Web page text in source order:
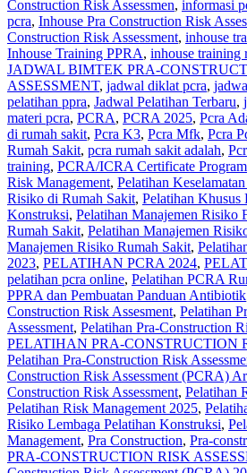
Construction Risk Assessmen, informasi
pcra, Inhouse Pra Construction Risk
Construction Risk Assessment, inhouse
Inhouse Training PPRA, inhouse training
JADWAL BIMTEK PRA-
ASSESSMENT, jadwal diklat pcra,
pelatihan ppra, Jadwal Pelatihan Terbaru,
materi pcra, PCRA, PCRA 2025, Pcra
di rumah sakit, Pcra K3, Pcra Mfk, Pcra
Rumah Sakit, pcra rumah sakit adalah,
training, PCRA/ICRA Certificate Program
Risk Management, Pelatihan
Risiko di Rumah Sakit, Pelatihan Khusus
Konstruksi, Pelatihan Manajemen Risiko
Rumah Sakit, Pelatihan Manajemen
Manajemen Risiko Rumah Sakit,
2023, PELATIHAN PCRA 2024,
pelatihan pcra online, Pelatihan PCRA
PPRA dan Pembuatan Panduan Antibiotik
Construction Risk Assesment, Pelatihan
Assessment, Pelatihan Pra-Construction
PELATIHAN PRA-CONSTRUCTION
Pelatihan Pra-Construction Risk
Construction Risk Assessment (PCRA)
Construction Risk Assessment, Pelatihan
Pelatihan Risk Management 2025,
Risiko Lembaga Pelatihan Konstruksi,
Management, Pra Construction, Pra-
PRA-CONSTRUCTION RISK